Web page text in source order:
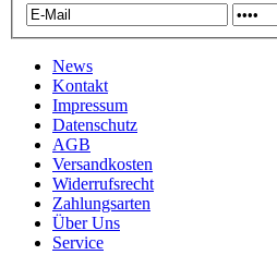
News
Kontakt
Impressum
Datenschutz
AGB
Versandkosten
Widerrufsrecht
Zahlungsarten
Über Uns
Service